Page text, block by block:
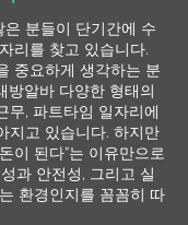
은 분들이 단기간에 수
리를 찾고 있습니다.
중요하게 생각하는 분
방알바 다양한 형태의
무, 파트타임 일자리에
지고 있습니다. 하지만
이 된다”는 이유만으로
과 안전성, 그리고 실
환경인지를 꼼꼼히 따